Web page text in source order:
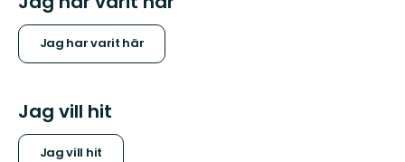
Jag har varit här
Jag vill hit
Jag vill hit